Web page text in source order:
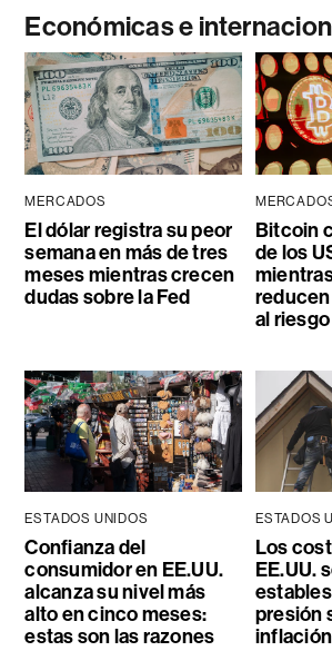
Económicas e
MERCADOS
El dólar registra su peor
semana en más de tres
meses mientras crecen
dudas sobre la Fed
Bitcoin
de los
al riesgo
ESTADOS UNIDOS
Confianza del
consumidor en EE.UU.
alcanza su nivel más
alto en cinco meses:
estas son las razones
ESTADOS
Los
EE.UU.
presión
inflación